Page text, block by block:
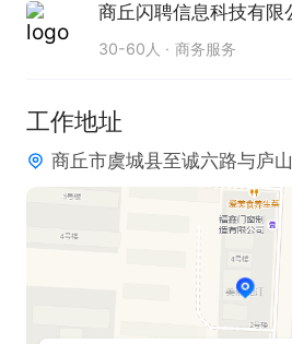
工作时间：上午8:30-12：00
商丘闪聘信息科技有限
30-60人 商务服务
工作地址
商丘市虞城县至诚六路与庐